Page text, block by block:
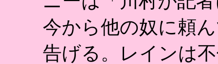
今から他の奴に頼
告げる。レインは